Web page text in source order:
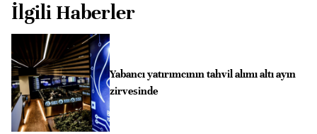
İlgili Haberler
Yabancı yatırımcının tahvil alımı altı ayın
zirvesinde